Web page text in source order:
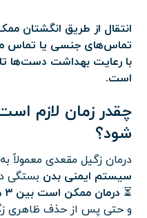
انتقال از طریق انگشتان
تماس‌های جنسی یا تماس
با رعایت بهداشت دست‌ها
است.
چقدر زمان لازم
شود؟
درمان زگیل مقعدی معمولاً
سیستم ایمنی بدن بستگی
⏳ درمان ممکن است بین ۳ هفته تا چند ماه طول بکشد.
و حتی پس از حذف ظاهری